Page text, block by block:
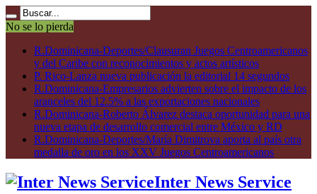
No se lo pierda
R.Dominicana-Deportes/Clausuran Juegos Centroamericanos
y del Caribe con reconocimientos y actos artísticos
P. Rico-Lanza nueva publicación la editorial 14 segundos
R.Dominicana-Empresarios advierten sobre el impacto de los
aranceles del 12.5% a las exportaciones nacionales
R.Dominicana-Roberto Álvarez destaca oportunidad para una
nueva etapa de desarrollo comercial entre México y RD
R.Dominicana-Deportes/María Dimitrova aporta al país otra
medalla de oro en los XXV Juegos Centroamericanos
Inter News Service